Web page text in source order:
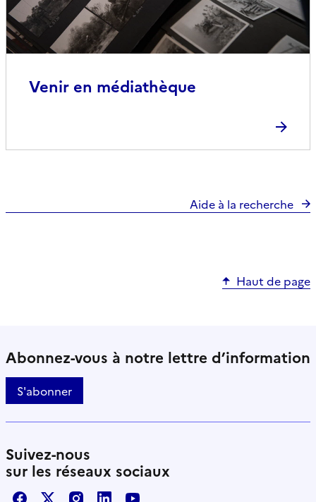
Venir en médiathèque
Aide à la recherche
Haut de page
Abonnez-vous à notre lettre d’information
S'abonner
Suivez-nous
sur les réseaux sociaux
FacebookX / TwitterInstagram
LinkedInYoutube